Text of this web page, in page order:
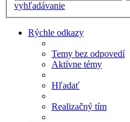
vyhľadávanie
Rýchle odkazy
Temy bez odpovedí
Aktívne témy
Hľadať
Realizačný tím